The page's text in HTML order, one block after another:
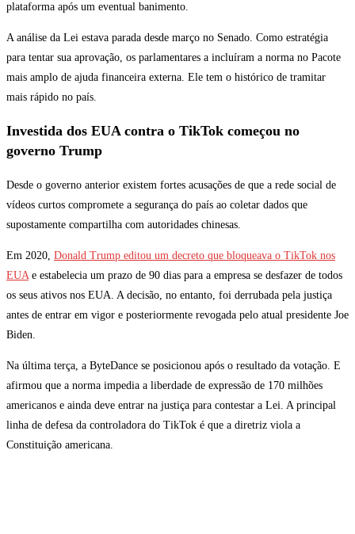
plataforma após um eventual banimento.
A análise da Lei estava parada desde março no Senado. Como estratégia
para tentar sua aprovação, os parlamentares a incluíram a norma no Pacote
mais amplo de ajuda financeira externa. Ele tem o histórico de tramitar
mais rápido no país.
Investida dos EUA contra o TikTok começou no
governo Trump
Desde o governo anterior existem fortes acusações de que a rede social de
vídeos curtos compromete a segurança do país ao coletar dados que
supostamente compartilha com autoridades chinesas.
Em 2020, Donald Trump editou um decreto que bloqueava o TikTok nos
EUAe estabelecia um prazo de 90 dias para a empresa se desfazer de todos
os seus ativos nos EUA. A decisão, no entanto, foi derrubada pela justiça
antes de entrar em vigor e posteriormente revogada pelo atual presidente Joe
Biden.
Na última terça, a ByteDance se posicionou após o resultado da votação. E
afirmou que a norma impedia a liberdade de expressão de 170 milhões
americanos e ainda deve entrar na justiça para contestar a Lei. A principal
linha de defesa da controladora do TikTok é que a diretriz viola a
Constituição americana.